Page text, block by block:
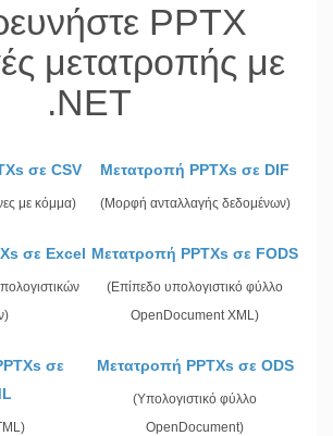
PPTX
μετατροπής με
.NET
σε CSV
με κόμμα)
Μετατροπή PPTXs σε DIF
(Μορφή ανταλλαγής δεδομένων)
σε Excel Μετατροπή PPTXs σε FODS
(Επίπεδο υπολογιστικό φύλλο
OpenDocument XML)
σε
Μετατροπή PPTXs σε ODS
(Υπολογιστικό φύλλο
OpenDocument)